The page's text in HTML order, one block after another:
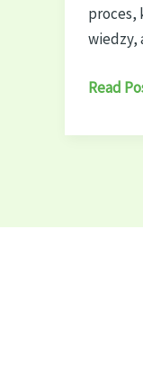
proces,
wiedzy,
Jak
Read